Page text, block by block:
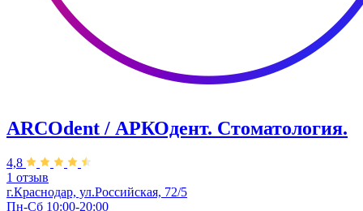
ARCOdent / АРКОдент. Стоматология.
4,8
1 отзыв
г.Краснодар, ул.Российская, 72/5
Пн-Сб 10:00-20:00